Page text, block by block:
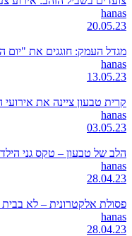
hanas
20.05.23
מגדל העמק: חוגגים את "יום
hanas
13.05.23
קרית טבעון ציינה את אירועי הזיכרון
hanas
03.05.23
הלב של טבעון – טקס גני הילדים לכבוד
hanas
28.04.23
פסולת אלקטרונית – לא בבית
hanas
28.04.23